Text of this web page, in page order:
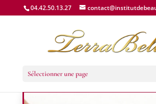
04.42.50.13.27
Sélectionner une page